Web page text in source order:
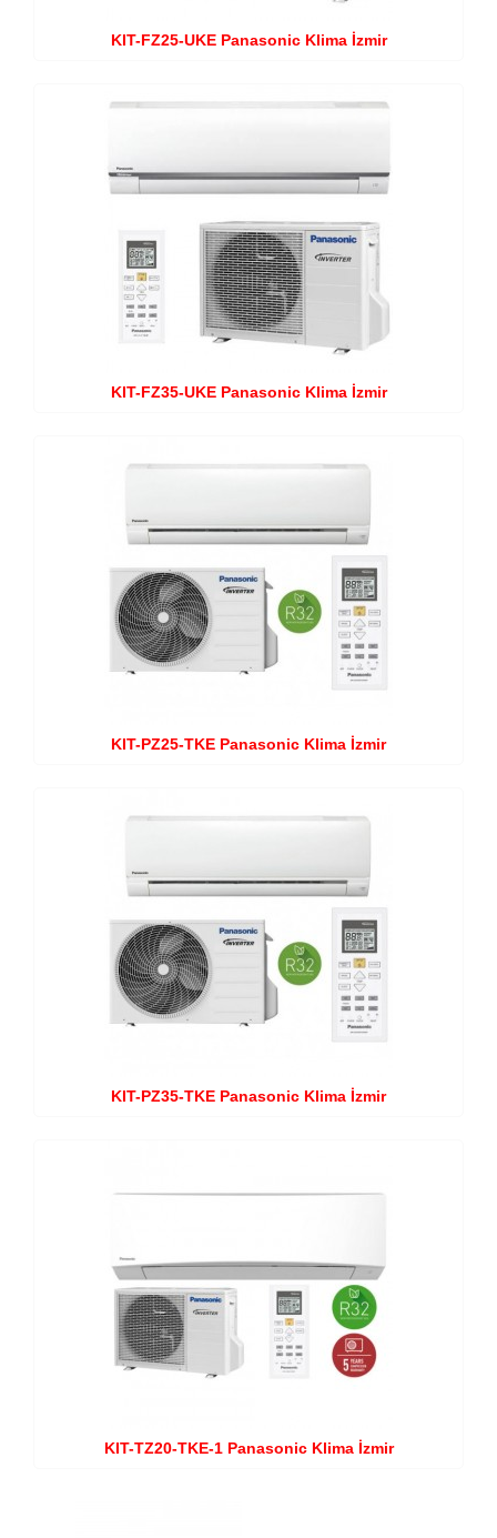
KIT-FZ25-UKE Panasonic Klima İzmir
KIT-FZ35-UKE Panasonic Klima İzmir
KIT-PZ25-TKE Panasonic Klima İzmir
KIT-PZ35-TKE Panasonic Klima İzmir
KIT-TZ20-TKE-1 Panasonic Klima İzmir